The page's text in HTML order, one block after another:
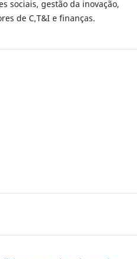
sociais, gestão da inovação,
de C,T&I e finanças.